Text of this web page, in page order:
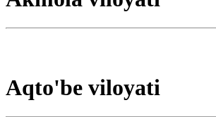
Aqto'be viloyati